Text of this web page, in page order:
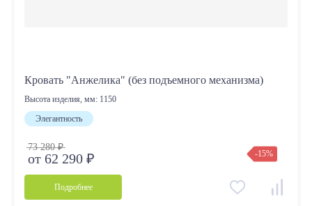
Кровать "Анжелика" (без подъемного механизма)
Высота изделия, мм: 1150
Элегантность
73 280 ₽
от 62 290 ₽ -15%
Подробнее